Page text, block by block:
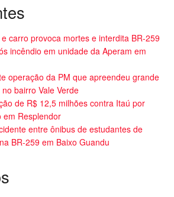
carro provoca mortes e interdita BR-259
incêndio em unidade da Aperam em
operação da PM que apreendeu grande
bairro Vale Verde
de R$ 12,5 milhões contra Itaú por
em Resplendor
entre ônibus de estudantes de
BR-259 em Baixo Guandu